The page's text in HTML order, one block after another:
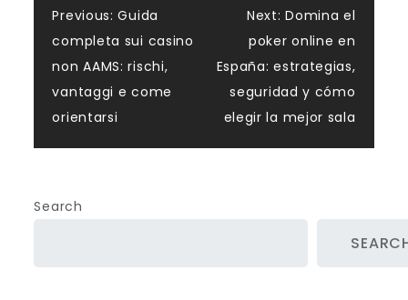
Post
navigation
Previous: Guida
completa sui casino
non AAMS: rischi,
vantaggi e come
orientarsi
Next: Domina el
poker online en
España: estrategias,
seguridad y cómo
elegir la mejor sala
Search